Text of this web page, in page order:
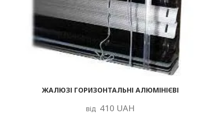
ЖАЛЮЗІ ГОРИЗОНТАЛЬНІ АЛЮМІНІЄВІ
від 410 UAH